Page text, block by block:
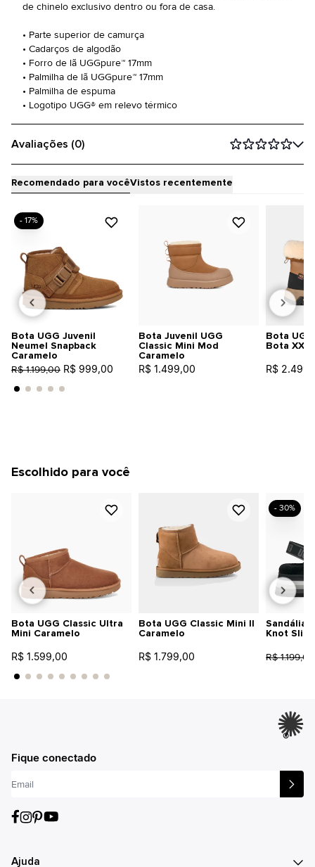
de chinelo exclusivo dentro ou fora de casa.
• Parte superior de camurça
• Cadarços de algodão
• Forro de lã UGGpure™ 17mm
• Palmilha de lã UGGpure™ 17mm
• Palmilha de espuma
• Logotipo UGG® em relevo térmico
Avaliações (0)
Recomendado para vocêVistos recentemente
Bota UGG Juvenil
Neumel Snapback
Caramelo
R$ 1.199,00 R$ 999,00
- 17%
Bota Juvenil UGG
Classic Mini Mod
Caramelo
R$ 1.499,00
Bota
Bota XXV
R$
Escolhido para você
Bota UGG Classic Ultra
Mini Caramelo
R$ 1.599,00
Bota UGG Classic Mini II
Caramelo
R$ 1.799,00
Sandália
Knot
R$ 1.199,00
- 30%
®
Fique conectado
Ajuda